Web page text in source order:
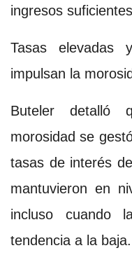
ingresos
Tasas elevadas
impulsan la
Buteler detalló
morosidad se
tasas de interés
mantuvieron en
incluso cuando
tendencia a la baja.